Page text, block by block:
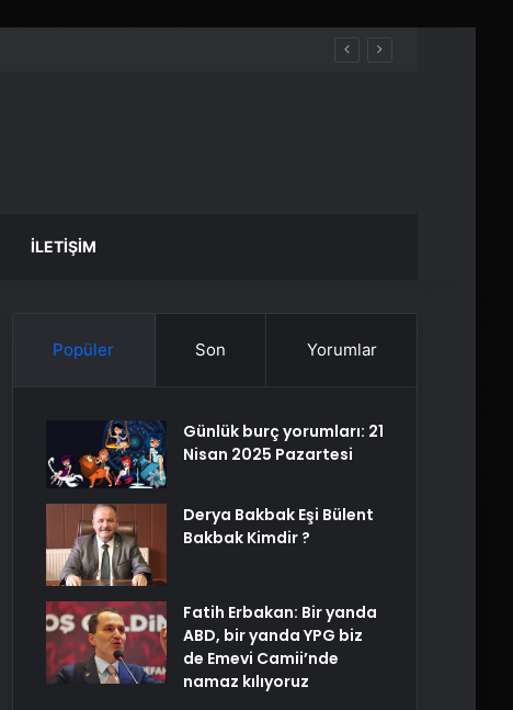
İLETIŞIM
Popüler Son Yorumlar
Günlük burç yorumları: 21
Nisan 2025 Pazartesi
Derya Bakbak Eşi Bülent
Bakbak Kimdir ?
Fatih Erbakan: Bir yanda
ABD, bir yanda YPG biz
de Emevi Camii’nde
namaz kılıyoruz